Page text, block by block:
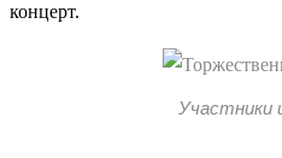
концерт.
Участники